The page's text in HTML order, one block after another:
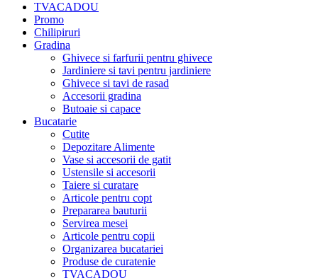
TVACADOU
Promo
Chilipiruri
Gradina
Ghivece si farfurii pentru ghivece
Jardiniere si tavi pentru jardiniere
Ghivece si tavi de rasad
Accesorii gradina
Butoaie si capace
Bucatarie
Cutite
Depozitare Alimente
Vase si accesorii de gatit
Ustensile si accesorii
Taiere si curatare
Articole pentru copt
Prepararea bauturii
Servirea mesei
Articole pentru copii
Organizarea bucatariei
Produse de curatenie
TVACADOU